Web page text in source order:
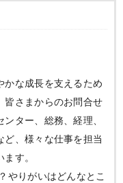
かな成長を支えるため
皆さまからのお問合せ
ター、総務、経理、
ど、様々な仕事を担当
す。
やりがいはどんなとこ